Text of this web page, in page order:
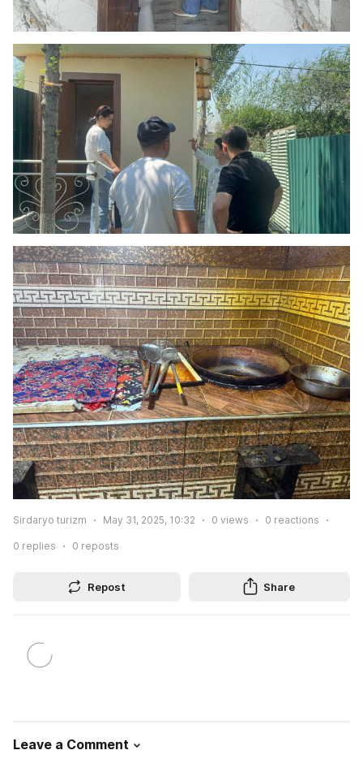
Sirdaryo turizm May 31, 2025, 10:32 0 views 0 reactions
0 replies 0 reposts
Repost Share
Leave a Comment